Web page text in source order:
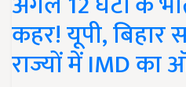
कहर! यूपी, बिहार
राज्यों में IMD का